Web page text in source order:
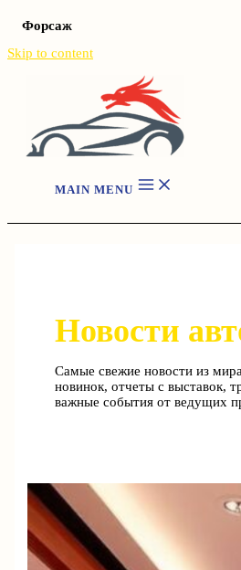
Форсаж
Skip to content
MAIN MENU
Новости
Самые свежие новости из
новинок, отчеты с выставок,
важные события от ведущих